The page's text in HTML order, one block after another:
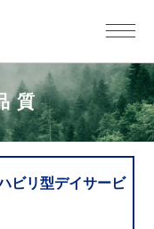
質
ビリ型デイサービ